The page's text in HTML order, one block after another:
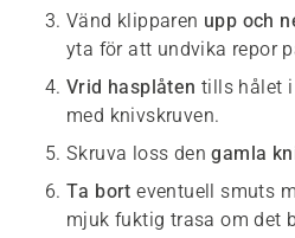
Vänd klipparen upp och
yta för att undvika repor
Vrid hasplåten tills hålet
med knivskruven.
Skruva loss dengamla
Ta bort eventuell smuts
mjuk fuktig trasa om det